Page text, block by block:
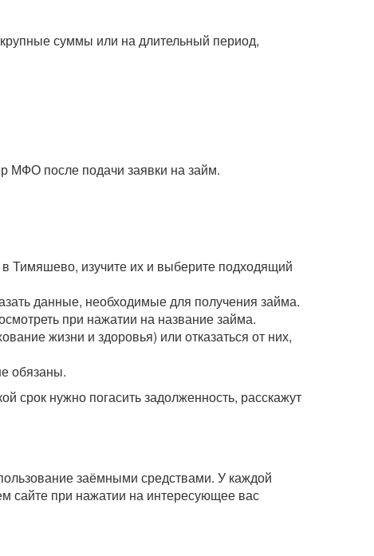
суммы или на длительный период,
МФО после подачи заявки на займ.
Тимяшево, изучите их и выберите подходящий
данные, необходимые для получения займа.
при нажатии на название займа.
жизни и здоровья) или отказаться от них,
обязаны.
нужно погасить задолженность, расскажут
заёмными средствами. У каждой
сайте при нажатии на интересующее вас